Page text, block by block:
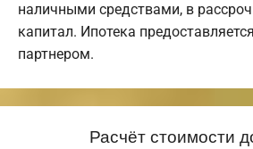
наличными средствами, в
капитал. Ипотека
партнером.
Расчёт стоимости